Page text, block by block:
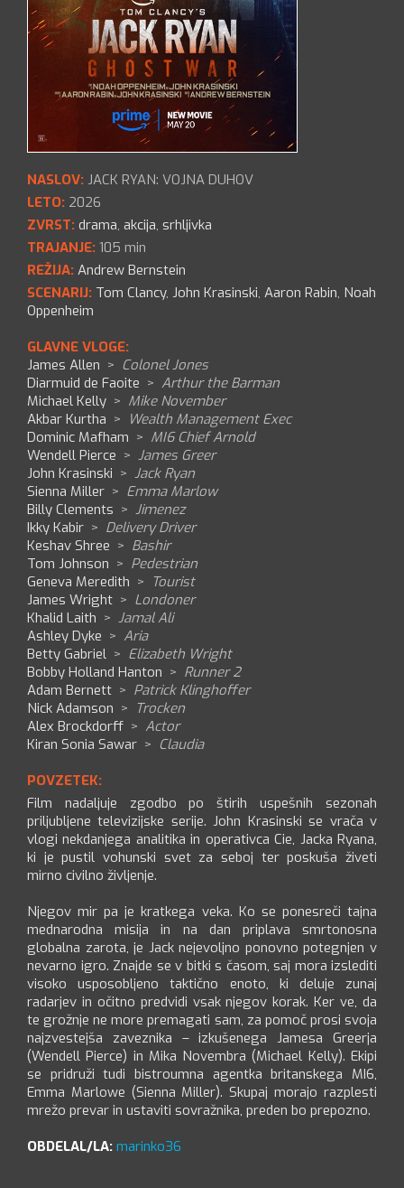
NASLOV: JACK RYAN: VOJNA DUHOV
LETO: 2026
ZVRST: drama, akcija, srhljivka
TRAJANJE: 105 min
REŽIJA: Andrew Bernstein
SCENARIJ: Tom Clancy, John Krasinski, Aaron Rabin, Noah
Oppenheim
GLAVNE VLOGE:
James Allen > Colonel Jones
Diarmuid de Faoite > Arthur the Barman
Michael Kelly > Mike November
Akbar Kurtha > Wealth Management Exec
Dominic Mafham > MI6 Chief Arnold
Wendell Pierce > James Greer
John Krasinski > Jack Ryan
Sienna Miller > Emma Marlow
Billy Clements > Jimenez
Ikky Kabir > Delivery Driver
Keshav Shree > Bashir
Tom Johnson > Pedestrian
Geneva Meredith > Tourist
James Wright > Londoner
Khalid Laith > Jamal Ali
Ashley Dyke > Aria
Betty Gabriel > Elizabeth Wright
Bobby Holland Hanton > Runner 2
Adam Bernett > Patrick Klinghoffer
Nick Adamson > Trocken
Alex Brockdorff > Actor
Kiran Sonia Sawar > Claudia
POVZETEK:
Film nadaljuje zgodbo po štirih uspešnih sezonah
priljubljene televizijske serije. John Krasinski se vrača v
vlogi nekdanjega analitika in operativca Cie, Jacka Ryana,
ki je pustil vohunski svet za seboj ter poskuša živeti
mirno civilno življenje.
Njegov mir pa je kratkega veka. Ko se ponesreči tajna
mednarodna misija in na dan priplava smrtonosna
globalna zarota, je Jack nejevoljno ponovno potegnjen v
nevarno igro. Znajde se v bitki s časom, saj mora izslediti
visoko usposobljeno taktično enoto, ki deluje zunaj
radarjev in očitno predvidi vsak njegov korak. Ker ve, da
te grožnje ne more premagati sam, za pomoč prosi svoja
najzvestejša zaveznika – izkušenega Jamesa Greerja
(Wendell Pierce) in Mika Novembra (Michael Kelly). Ekipi
se pridruži tudi bistroumna agentka britanskega MI6,
Emma Marlowe (Sienna Miller). Skupaj morajo razplesti
mrežo prevar in ustaviti sovražnika, preden bo prepozno.
OBDELAL/LA: marinko36